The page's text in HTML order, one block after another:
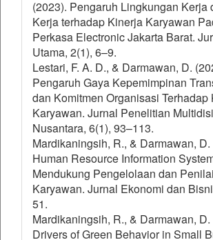
(2023). Pengaruh Lingkungan Kerja
Kerja terhadap Kinerja Karyawan
Perkasa Electronic Jakarta Barat.
Utama, 2(1), 6–9.
Lestari, F. A. D., & Darmawan, D.
Pengaruh Gaya Kepemimpinan
dan Komitmen Organisasi Terhadap
Karyawan. Jurnal Penelitian
Nusantara, 6(1), 93–113.
Mardikaningsih, R., & Darmawan, D.
Human Resource Information
Mendukung Pengelolaan dan
Karyawan. Jurnal Ekonomi dan
51.
Mardikaningsih, R., & Darmawan, D.
Drivers of Green Behavior in Small